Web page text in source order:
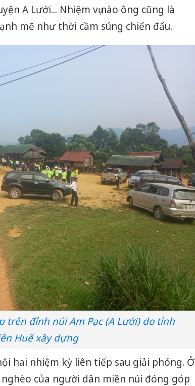
A Lưới... Nhiệm vụ nào ông cũng là
mẽ như thời cầm súng chiến đấu.
trên đỉnh núi Am Pạc (A Lưới) do tỉnh
Huế xây dựng
hai nhiệm kỳ liên tiếp sau giải phóng. Ở
của người dân miền núi đóng góp